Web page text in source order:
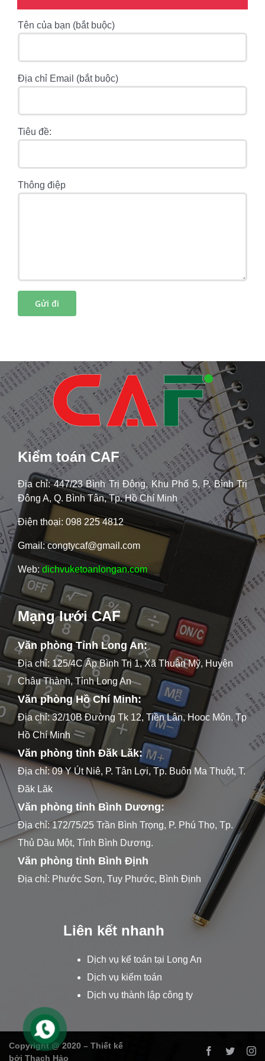
Tên của bạn (bắt buộc)
Địa chỉ Email (bắt buộc)
Tiêu đề:
Thông điệp
Kiểm toán CAF
Địa chỉ: 447/23 Bình Trị Đông, Khu Phố 5, P. Bình Trị
Đông A, Q. Bình Tân, Tp. Hồ Chí Minh
Điện thoại: 098 225 4812
Gmail: congtycaf@gmail.com
Web: dichvuketoanlongan.com
Mạng lưới CAF
Văn phòng Tỉnh Long An:
Địa chỉ: 125/4C Ấp Bình Trị 1, Xã Thuận Mỹ, Huyện
Châu Thành, Tỉnh Long An
Văn phòng Hồ Chí Minh:
Địa chỉ: 32/10B Đường Tk 12, Tiền Lân, Hooc Môn, Tp
Hồ Chí Minh
Văn phòng tỉnh Đăk Lăk:
Địa chỉ: 09 Y Út Niê, P. Tân Lợi, Tp. Buôn Ma Thuột, T.
Đăk Lăk
Văn phòng tỉnh Bình Dương:
Địa chỉ: 172/75/25 Trần Bình Trọng, P. Phú Thọ, Tp.
Thủ Dầu Một, Tỉnh Bình Dương.
Văn phòng tỉnh Bình Định
Địa chỉ: Phước Sơn, Tuy Phước, Bình Định
Liên kết nhanh
Dịch vụ kế toán tại Long An
Dịch vụ kiểm toán
Dịch vụ thành lập công ty
Copyright @ 2020 – Thiết kế
bởi Thạch Hảo